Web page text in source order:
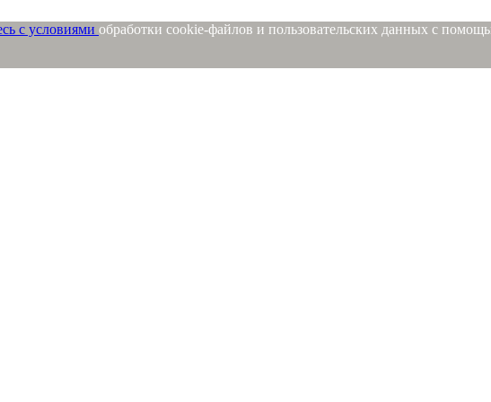
с условиями обработки cookie-файлов и пользовательских данных с